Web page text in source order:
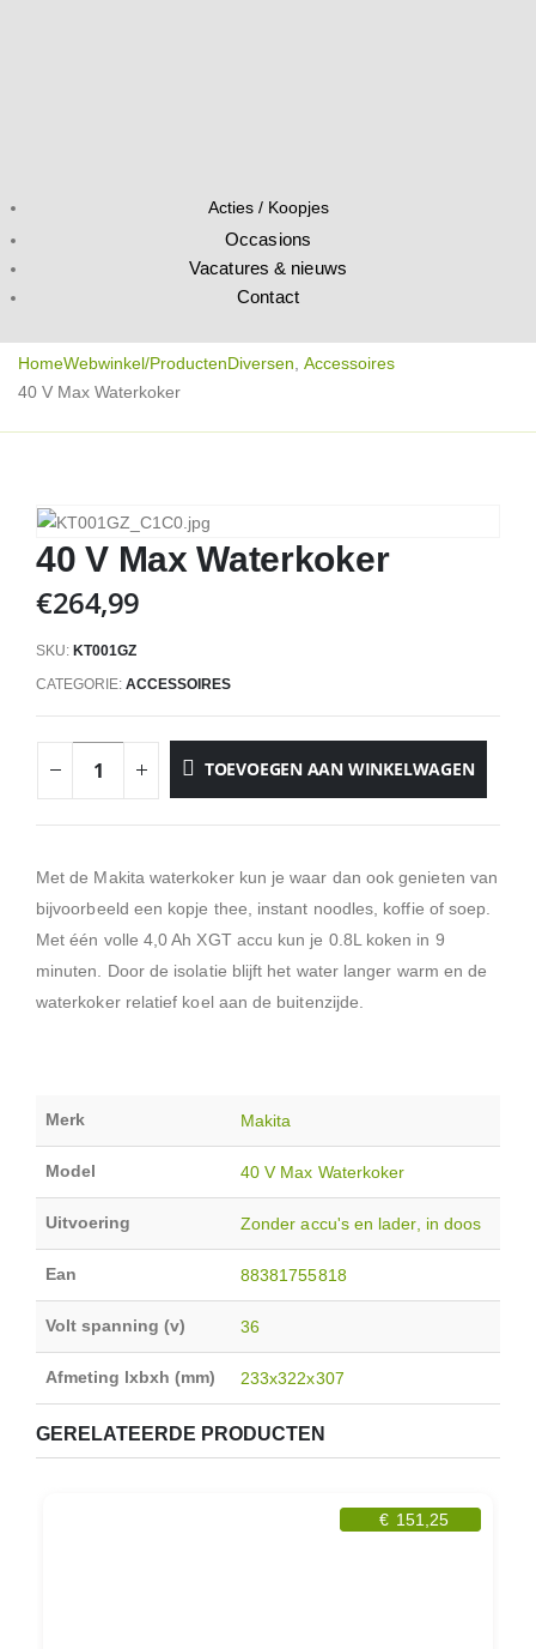
Acties / Koopjes
Occasions
Vacatures & nieuws
Contact
HomeWebwinkel/ProductenDiversen, Accessoires
40 V Max Waterkoker
40 V Max Waterkoker
€264,99
SKU: KT001GZ
CATEGORIE: ACCESSOIRES
TOEVOEGEN AAN WINKELWAGEN
Met de Makita waterkoker kun je waar dan ook genieten van
bijvoorbeeld een kopje thee, instant noodles, koffie of soep.
Met één volle 4,0 Ah XGT accu kun je 0.8L koken in 9
minuten. Door de isolatie blijft het water langer warm en de
waterkoker relatief koel aan de buitenzijde.
Merk Makita
Model 40 V Max Waterkoker
Uitvoering Zonder accu's en lader, in doos
Ean 88381755818
Volt spanning (v) 36
Afmeting lxbxh (mm) 233x322x307
GERELATEERDE PRODUCTEN
€ 151,25